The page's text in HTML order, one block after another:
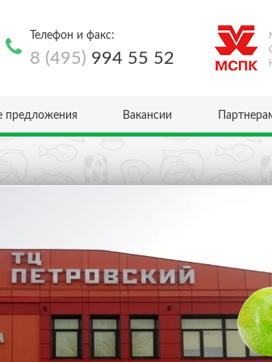
Телефон и факс:
8 (495) 994 55 52
предложения Вакансии